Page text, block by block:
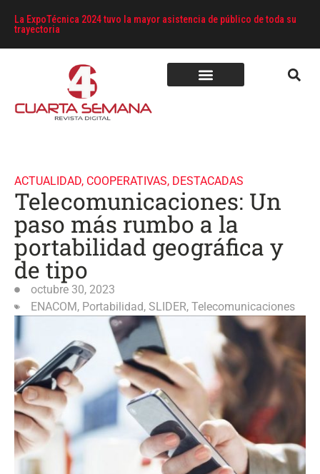
La ExpoTécnica 2024 tuvo la mayor asistencia de público de toda su
trayectoria
ACTUALIDAD, COOPERATIVAS, DESTACADAS
Telecomunicaciones: Un
paso más rumbo a la
portabilidad geográfica y
de tipo
octubre 30, 2023
ENACOM, Portabilidad, SLIDER, Telecomunicaciones